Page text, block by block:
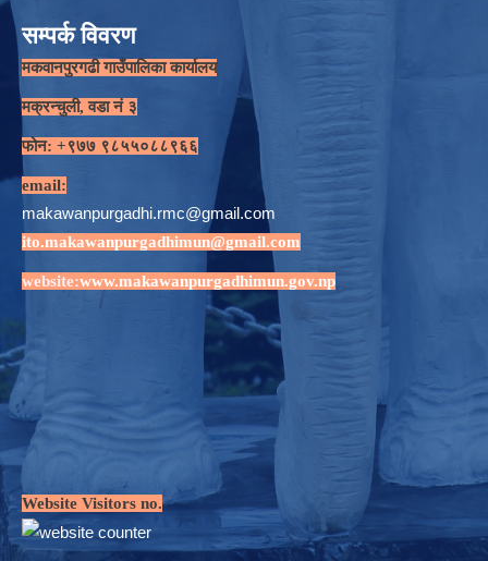
सम्पर्क विवरण
मकवानपुरगढी गाउँपालिका कार्यालय
मक्रन्चुली, वडा नं ३
फोन: +९७७ ९८५५०८८९६६
email:
makawanpurgadhi.rmc@gmail.com
ito.makawanpurgadhimun@gmail.com
website:www.makawanpurgadhimun.gov.np
Website Visitors no.